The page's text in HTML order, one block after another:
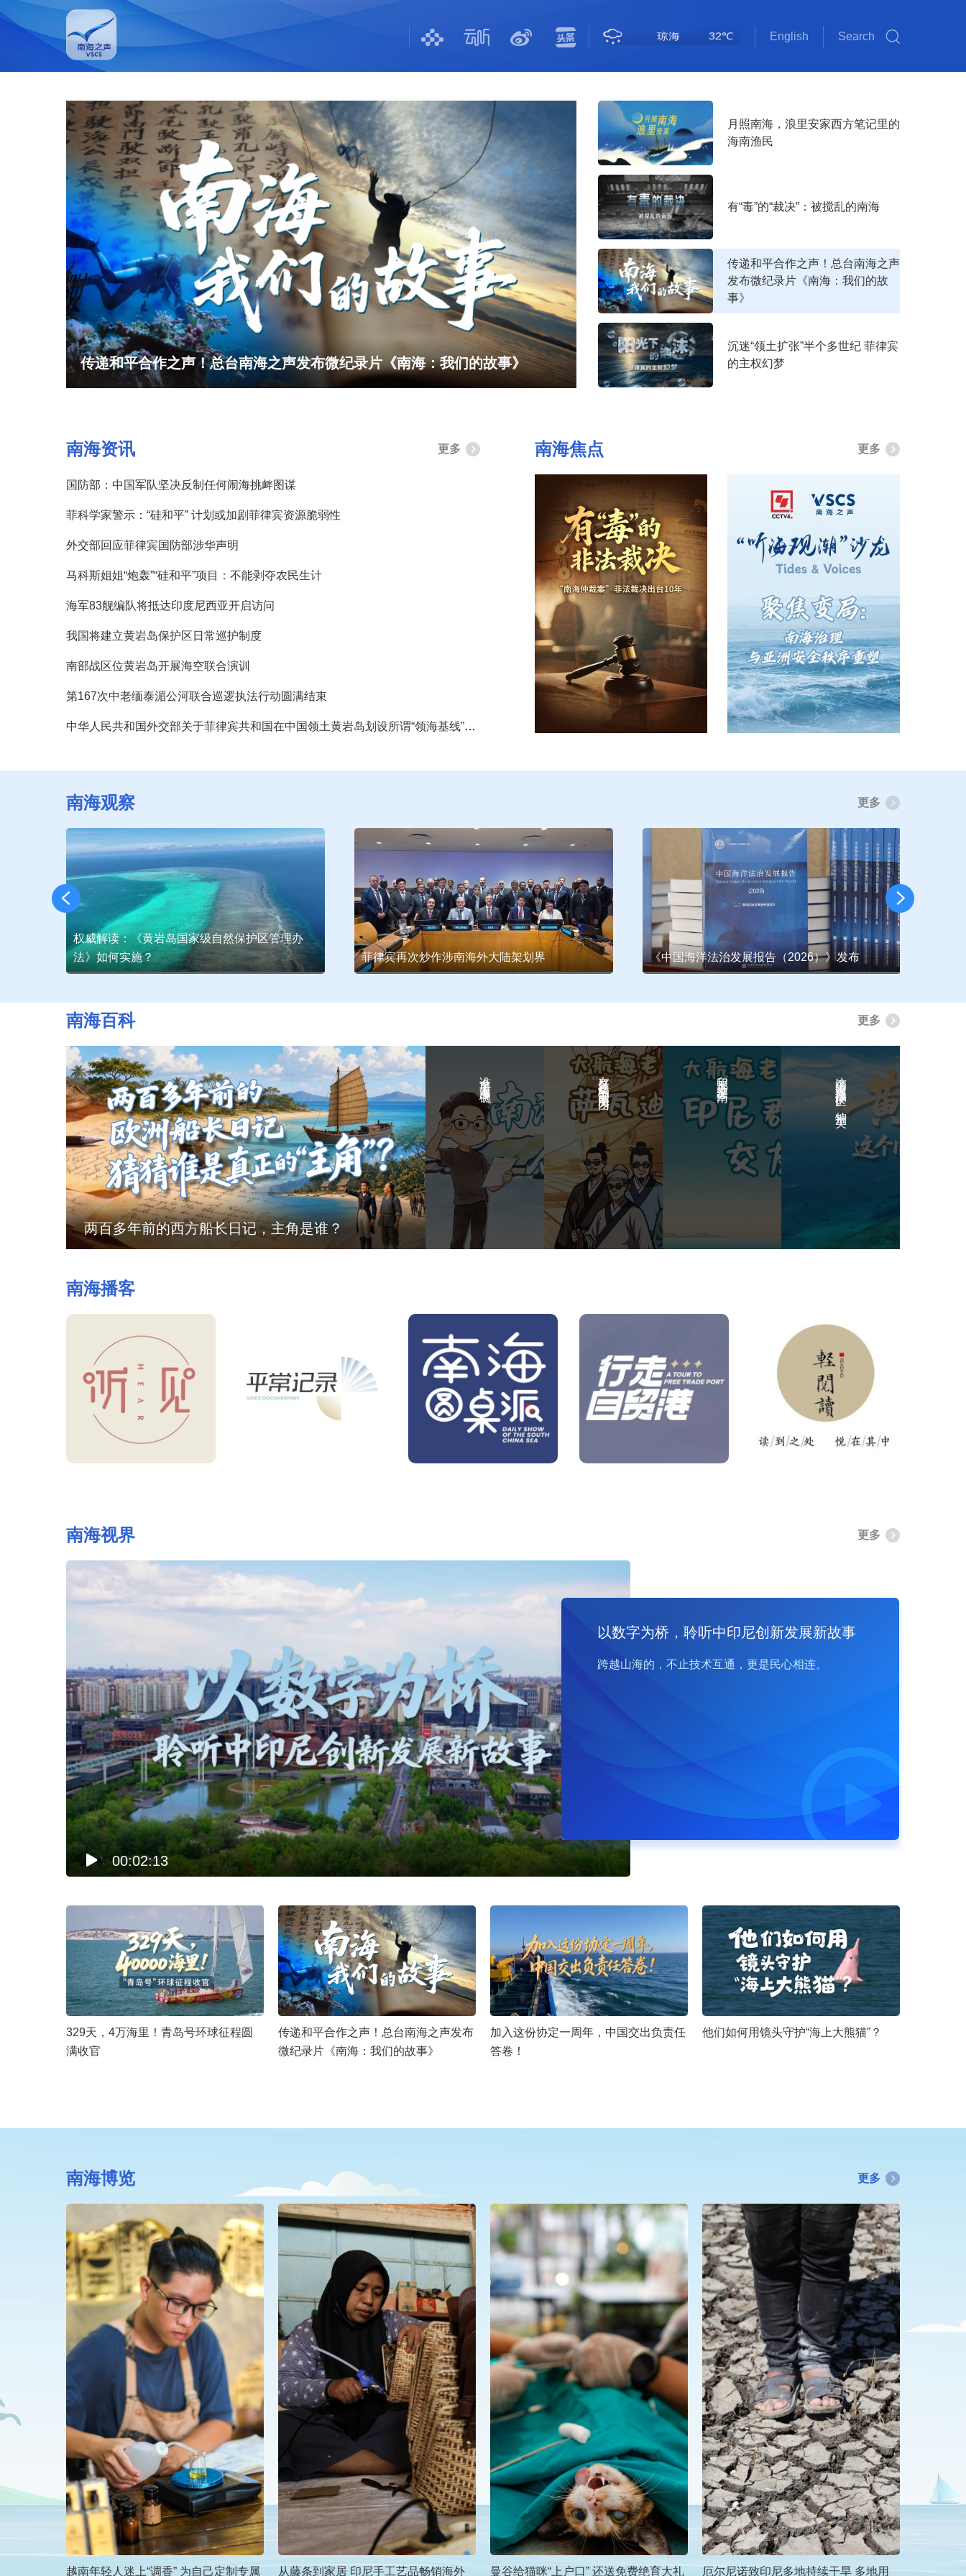
Search
English
河内 32℃
三沙 32℃
三亚 29℃
琼海 32℃
海口 30℃
斯里巴加湾 34℃
金边 34℃
雅加达 34℃
万象 29℃
吉隆坡 36℃
马尼拉 30℃
新加坡 33℃
曼谷 33℃
内比都 31℃
河内 32℃
三沙 32℃
月照南海，浪里安家西方笔记里的海南渔民
有“毒”的“裁决”：被搅乱的南海
传递和平合作之声！总台南海之声发布微纪录片《南海：我们的故事》
沉迷“领土扩张”半个多世纪 菲律宾的主权幻梦
月照南海，浪里安家西方笔记里的
海南渔民
有“毒”的“裁决”：被搅乱的南海
传递和平合作之声！总台南海之声
发布微纪录片《南海：我们的故
事》
沉迷“领土扩张”半个多世纪 菲律宾
的主权幻梦
更多
南海资讯
国防部：中国军队坚决反制任何闹海挑衅图谋
菲科学家警示：“硅和平” 计划或加剧菲律宾资源脆弱性
外交部回应菲律宾国防部涉华声明
马科斯姐姐“炮轰”“硅和平”项目：不能剥夺农民生计
海军83舰编队将抵达印度尼西亚开启访问
我国将建立黄岩岛保护区日常巡护制度
南部战区位黄岩岛开展海空联合演训
第167次中老缅泰湄公河联合巡逻执法行动圆满结束
中华人民共和国外交部关于菲律宾共和国在中国领土黄岩岛划设所谓“领海基线”的声明
更多
南海焦点
更多
南海观察
菲律宾再次炒作涉南海外大陆架划界
《中国海洋法治发展报告（2026）》发布 东盟“掌门人”的双面游戏
更多
南海百科
两百多年前的西方船长日记，主角是谁？
谁命名了南海岛礁？ 友好又硬核的中国航海天团 印尼群岛交友指南 这个国家级自然保护区，特别美！
南海播客
平常记录
在大时代的小故事里，读懂
近代以来的中国。
关注亚太地区热点新闻，聚
焦南海问题态势走向。
行走自贸港
探寻开放包容的潮流自贸
港，见证中国开放的力量。
读到之处，悦在其中。你的
私人电台书房，所有的好书
都在这里等你。
听别人的故事，形成对这个
时代的见解。
更多
南海视界
00:02:13
以数字为桥，聆听中印尼创新发展新故事
跨越山海的，不止技术互通，更是民心相连。
329天，4万海里！青岛号环球征程圆
满收官
传递和平合作之声！总台南海之声发布
微纪录片《南海：我们的故事》
加入这份协定一周年，中国交出负责任
答卷！
他们如何用镜头守护“海上大熊猫”？
更多
南海博览
越南年轻人迷上“调香” 为自己定制专属 从藤条到家居 印尼手工艺品畅销海外 曼谷给猫咪“上户口” 还送免费绝育大礼 厄尔尼诺致印尼多地持续干旱 多地用